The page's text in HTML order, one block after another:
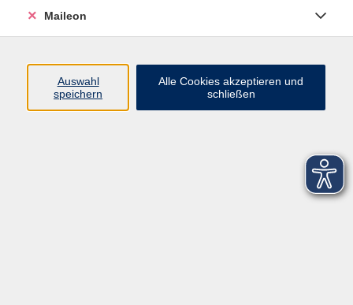
Maileon
Auswahl
speichern
Alle Cookies akzeptieren und
schließen